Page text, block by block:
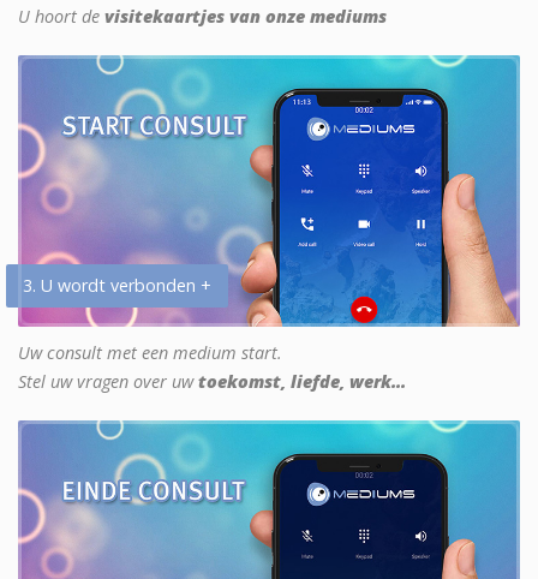
U hoort de visitekaartjes van onze mediums
3. U wordt verbonden +
Uw consult met een medium start.
Stel uw vragen over uwtoekomst, liefde, werk...